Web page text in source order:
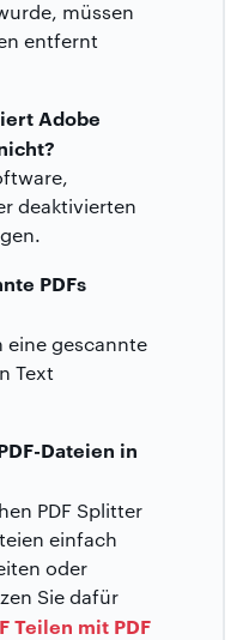
müssen
entfernt
Adobe
deaktivierten
PDFs
eine gescannte
Text
Dateien in
PDF Splitter
einfach
oder
Sie dafür
Teilen mit PDF